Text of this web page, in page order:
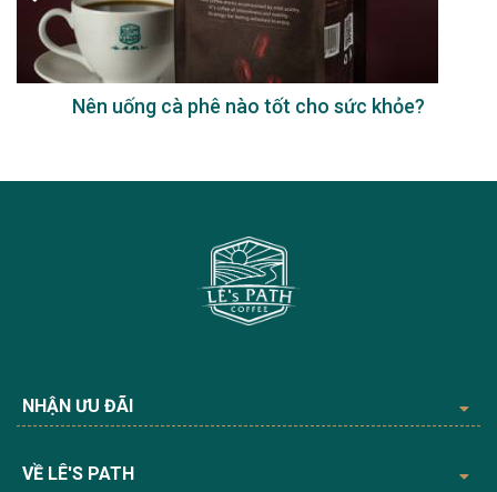
Nên uống cà phê nào tốt cho sức khỏe?
NHẬN ƯU ĐÃI
VỀ LÊ'S PATH